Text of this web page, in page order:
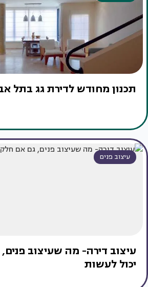
תכנון מחודש לדירת גג בתל
עיצוב פנים
עיצוב דירה- מה שעיצוב
יכול לעשות